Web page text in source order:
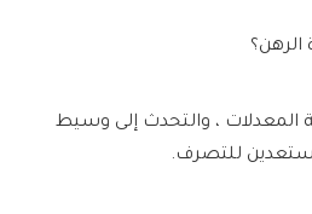
الرهن؟
المعدلات ، والتحدث إلى وسيط
مستعدين للتصرف.